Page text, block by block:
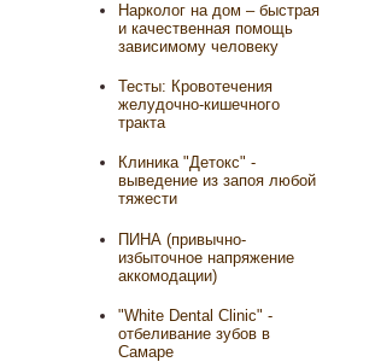
Нарколог на дом – быстрая
и качественная помощь
зависимому человеку
Тесты: Кровотечения
желудочно-кишечного
тракта
Клиника "Детокс" -
выведение из запоя любой
тяжести
ПИНА (привычно-
избыточное напряжение
аккомодации)
"White Dental Clinic" -
отбеливание зубов в
Самаре